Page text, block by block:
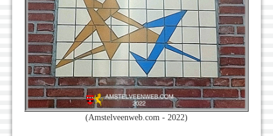
(Amstelveenweb.com - 2022)